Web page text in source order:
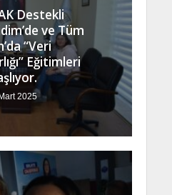
Destekli
ve Tüm
“Veri
Eğitimleri
2025